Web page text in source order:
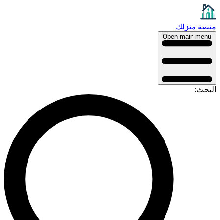
منصة منزلك
Open main menu
البحث: